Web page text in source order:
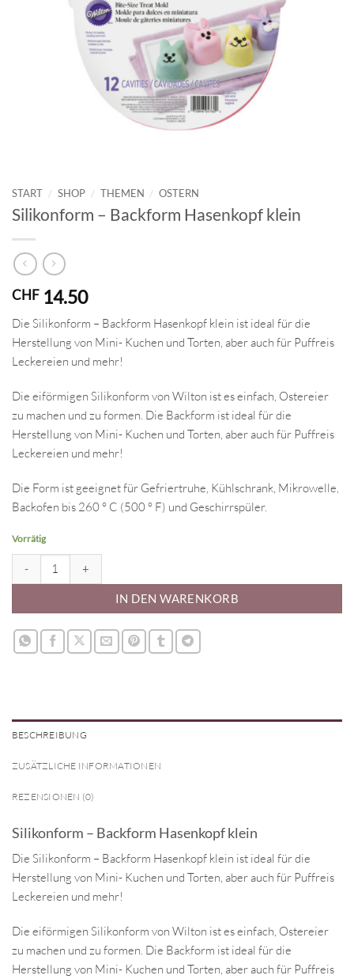
START / SHOP / THEMEN / OSTERN
Silikonform – Backform Hasenkopf klein
CHF 14.50
Die Silikonform – Backform Hasenkopf klein ist ideal für die
Herstellung von Mini- Kuchen und Torten, aber auch für Puffreis
Leckereien und mehr!
Die eiförmigen Silikonform von Wilton ist es einfach, Ostereier
zu machen und zu formen. Die Backform ist ideal für die
Herstellung von Mini- Kuchen und Torten, aber auch für Puffreis
Leckereien und mehr!
Die Form ist geeignet für Gefriertruhe, Kühlschrank, Mikrowelle,
Backofen bis 260 ° C (500 ° F) und Geschirrspüler.
Vorrätig
Silikonform - Backform Hasenkopf klein Menge
IN DEN WARENKORB
BESCHREIBUNG
ZUSÄTZLICHE INFORMATIONEN
REZENSIONEN (0)
Silikonform – Backform Hasenkopf klein
Die Silikonform – Backform Hasenkopf klein ist ideal für die
Herstellung von Mini- Kuchen und Torten, aber auch für Puffreis
Leckereien und mehr!
Die eiförmigen Silikonform von Wilton ist es einfach, Ostereier
zu machen und zu formen. Die Backform ist ideal für die
Herstellung von Mini- Kuchen und Torten, aber auch für Puffreis